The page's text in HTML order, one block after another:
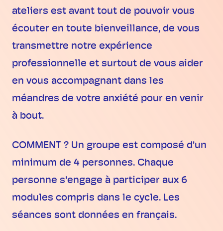
ateliers est avant tout de pouvoir vous
écouter en toute bienveillance, de vous
transmettre notre expérience
professionnelle et surtout de vous aider
en vous accompagnant dans les
méandres de votre anxiété pour en venir
à bout.
COMMENT ? Un groupe est composé d'un
minimum de 4 personnes. Chaque
personne s'engage à participer aux 6
modules compris dans le cycle. Les
séances sont données en français.